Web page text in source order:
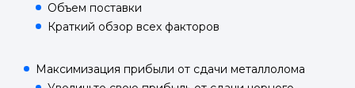
Объем поставки
Краткий обзор всех факторов
Максимизация прибыли от сдачи металлолома